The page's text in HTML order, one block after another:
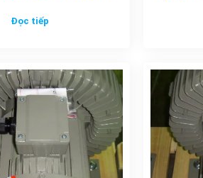
Đọc tiếp